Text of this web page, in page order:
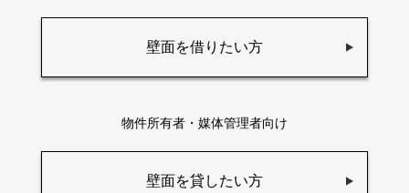
壁面を借りたい方
物件所有者・媒体管理者向け
壁面を貸したい方